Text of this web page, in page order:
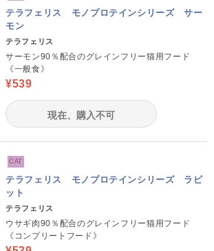
テラフェリス モノプロテインシリーズ サー
モン
テラフェリス
サーモン90％配合のグレインフリー猫用フード
《一般食》
¥539
現在、購入不可
CAT
テラフェリス モノプロテインシリーズ ラビ
ット
テラフェリス
ウサギ肉90％配合のグレインフリー猫用フード
《コンプリートフード》